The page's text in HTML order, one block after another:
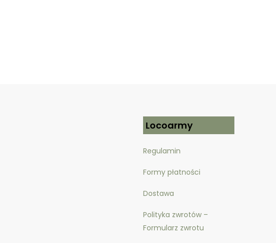
Locoarmy
Regulamin
Formy płatności
Dostawa
Polityka zwrotów –
Formularz zwrotu